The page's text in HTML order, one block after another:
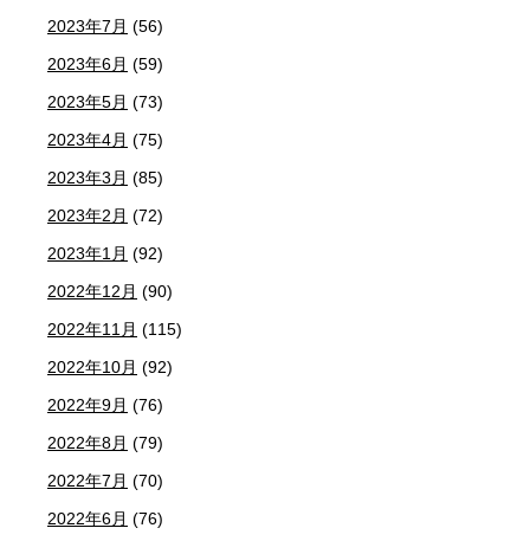
2023年7月 (56)
2023年6月 (59)
2023年5月 (73)
2023年4月 (75)
2023年3月 (85)
2023年2月 (72)
2023年1月 (92)
2022年12月 (90)
2022年11月 (115)
2022年10月 (92)
2022年9月 (76)
2022年8月 (79)
2022年7月 (70)
2022年6月 (76)